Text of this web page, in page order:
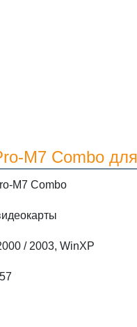
M7 Combo
M7 Combo
/ 2003, WinXP